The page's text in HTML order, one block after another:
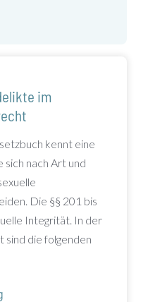
im
kennt eine
sich nach Art und
Die §§ 201 bis
Integrität. In der
sind die folgenden